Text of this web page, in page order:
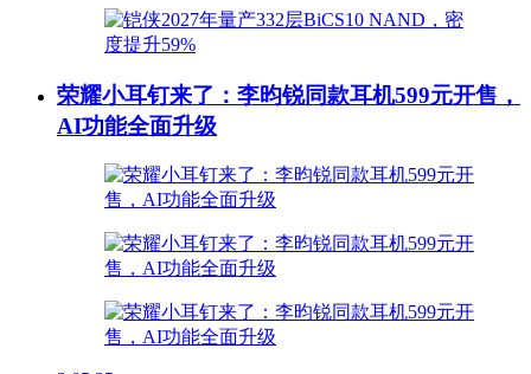
荣耀小耳钉来了：李昀锐同款耳机599元开售，
AI功能全面升级